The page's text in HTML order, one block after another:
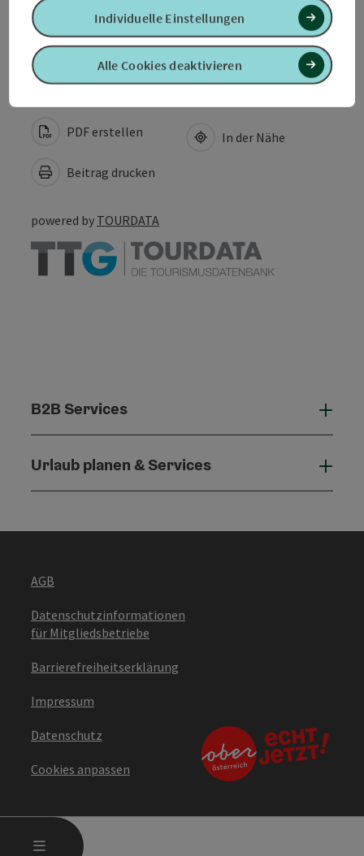
MENÜ
Zustimmungserklärung
PDF erstellen
Beitrag drucken
In der Nähe
powered by TOURDATA
B2B Services
Urlaub planen & Services
AGB
Datenschutzinformationen
für Mitgliedsbetriebe
Barrierefreiheitserklärung
Impressum
Datenschutz
Cookies anpassen
Alle Cookies deaktivieren
Individuelle Einstellungen